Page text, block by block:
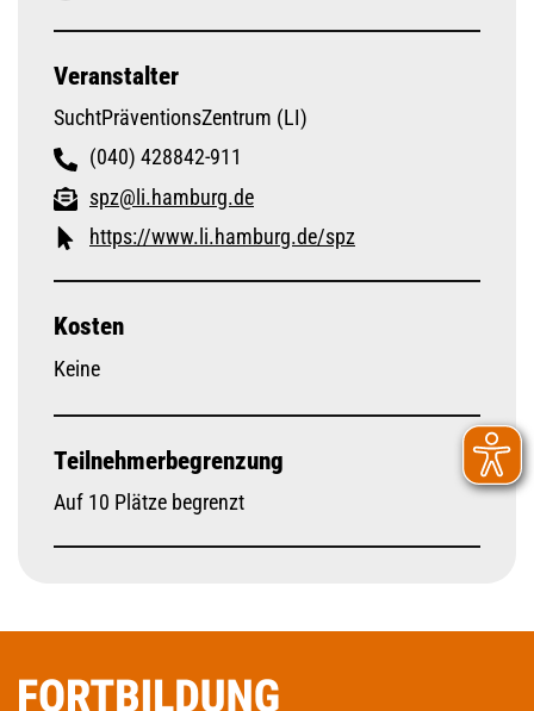
Veranstalter
SuchtPräventionsZentrum (LI)
(040) 428842-911
spz@li.hamburg.de
https://www.li.hamburg.de/spz
Kosten
Keine
Teilnehmerbegrenzung
Auf 10 Plätze begrenzt